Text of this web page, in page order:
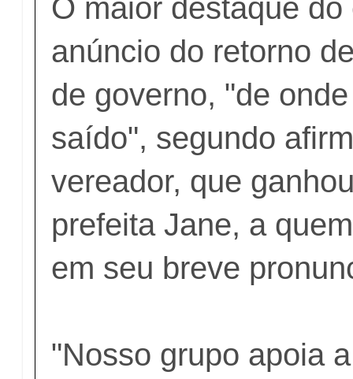
O maior destaque
anúncio do retorno
de governo, "de
saído", segundo
vereador, que
prefeita Jane, a
em seu breve
"Nosso grupo apoia